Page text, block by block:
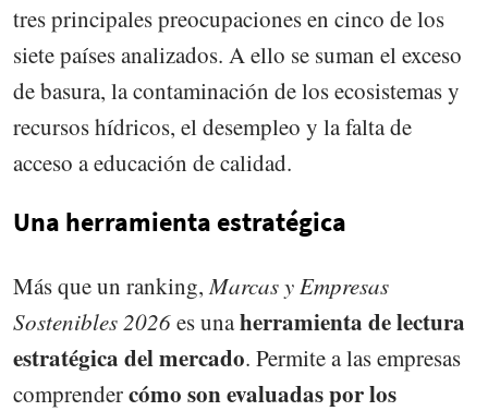
tres principales preocupaciones en cinco de los
siete países analizados. A ello se suman el exceso
de basura, la contaminación de los ecosistemas y
recursos hídricos, el desempleo y la falta de
acceso a educación de calidad.
Una herramienta estratégica
Más que un ranking,Marcas y Empresas
Sostenibles 2026es unaherramienta de lectura
estratégica del mercado. Permite a las empresas
comprendercómo son evaluadas por los